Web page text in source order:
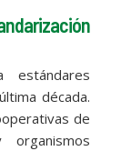
estándares
década.
de